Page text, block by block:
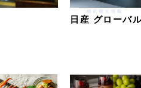
日産 グローバ